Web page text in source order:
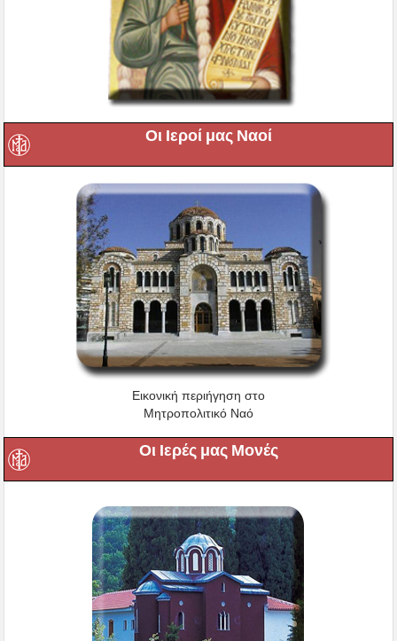
Οι Ιεροί μας Ναοί
Εικονική περιήγηση στο
Μητροπολιτικό Ναό
Οι Ιερές μας Μονές